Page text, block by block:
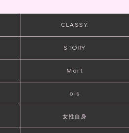
CLASSY.
STORY
Mart
bis
女性自身